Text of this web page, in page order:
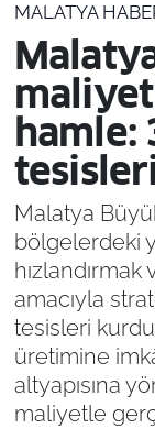
MALATYA
hamle:
Malatya
bölgelerdeki
amacıyla
tesisleri
üretimine
altyapısına
maliyetle
Resmi
Son
Haber